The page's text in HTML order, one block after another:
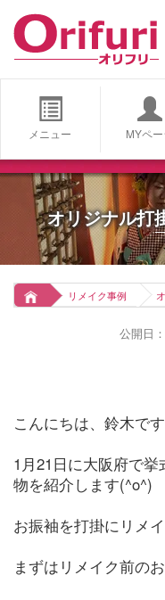
メニュー MYペ
オリジナル
リメイク事例
公開日
こんにちは、鈴木で
1月21日に大阪府で
物を紹介します(^o^)
お振袖を打掛にリメ
まずはリメイク前の